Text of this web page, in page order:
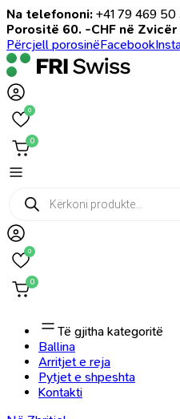
Na telefononi: +41 79 469 50
Porositë 60. -CHF në Zvicër
Përcjell porosinëFacebook
0
0
Products
search
0
0
Të gjitha kategoritë
Ballina
Arritjet e reja
Pytjet e shpeshta
Kontakti